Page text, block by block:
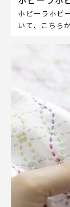
ホビーラホビ
いて、こちら